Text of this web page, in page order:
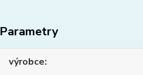
Parametry
výrobce